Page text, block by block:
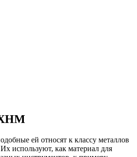
ей относят к классу металлов
используют, как материал для